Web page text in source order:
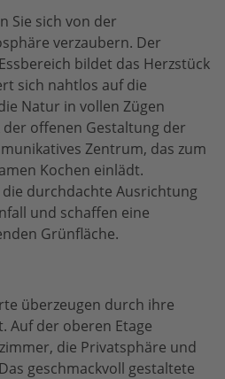
Sie sich von der
verzaubern. Der
bildet das Herzstück
sich nahtlos auf die
Natur in vollen Zügen
offenen Gestaltung der
Zentrum, das zum
Kochen einlädt.
durchdachte Ausrichtung
und schaffen eine
Grünfläche.
überzeugen durch ihre
Auf der oberen Etage
die Privatsphäre und
geschmackvoll gestaltete